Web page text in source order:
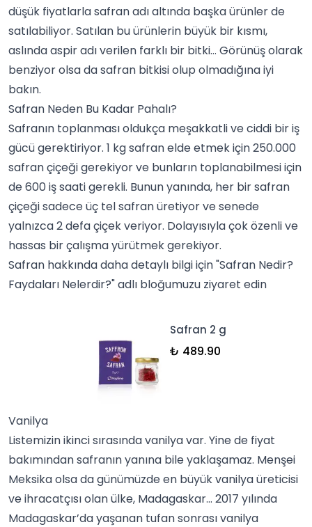
düşük fiyatlarla safran adı altında başka ürünler de
satılabiliyor. Satılan bu ürünlerin büyük bir kısmı,
aslında aspir adı verilen farklı bir bitki… Görünüş olarak
benziyor olsa da safran bitkisi olup olmadığına iyi
bakın.
Safran Neden Bu Kadar Pahalı?
Safranın toplanması oldukça meşakkatli ve ciddi bir iş
gücü gerektiriyor. 1 kg safran elde etmek için 250.000
safran çiçeği gerekiyor ve bunların toplanabilmesi için
de 600 iş saati gerekli. Bunun yanında, her bir safran
çiçeği sadece üç tel safran üretiyor ve senede
yalnızca 2 defa çiçek veriyor. Dolayısıyla çok özenli ve
hassas bir çalışma yürütmek gerekiyor.
Safran hakkında daha detaylı bilgi için "Safran Nedir?
Faydaları Nelerdir?" adlı bloğumuzu ziyaret edin
Safran 2 g
₺ 489.90
Vanilya
Listemizin ikinci sırasındavanilyavar. Yine de fiyat
bakımından safranın yanına bile yaklaşamaz. Menşei
Meksika olsa da günümüzde en büyük vanilya üreticisi
ve ihracatçısı olan ülke, Madagaskar… 2017 yılında
Madagaskar’da yaşanan tufan sonrası vanilya